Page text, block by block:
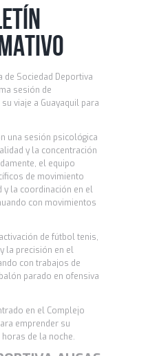
Sociedad Deportiva
sesión de
viaje a Guayaquil para
una sesión psicológica
y la concentración
el equipo
de movimiento
y la coordinación en el
con movimientos
de fútbol tenis,
la precisión en el
con trabajos de
parado en ofensiva
en el Complejo
emprender su
de la noche.